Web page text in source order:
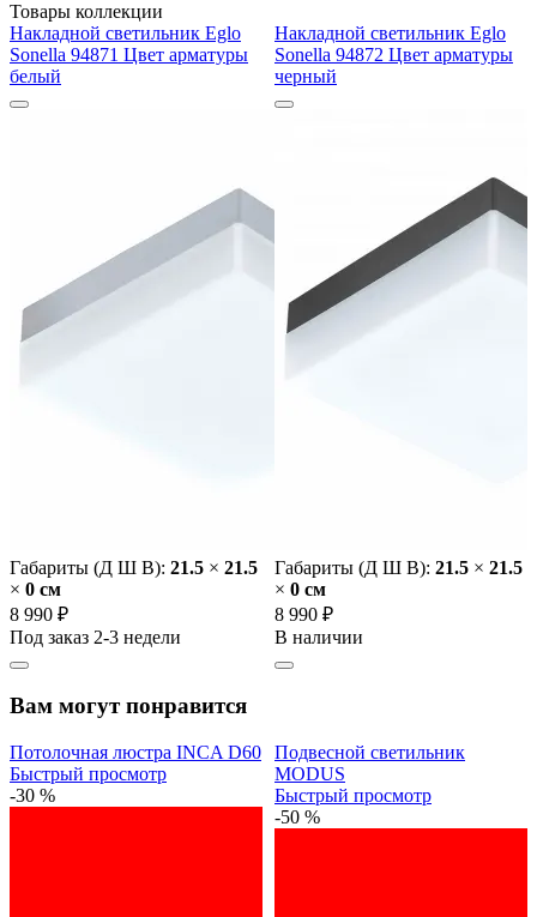
Товары коллекции
Накладной светильник Eglo
Sonella 94871 Цвет арматуры
белый
Габариты (Д Ш В): 21.5 × 21.5
× 0 cм
8 990 ₽
Под заказ 2-3 недели
Накладной светильник Eglo
Sonella 94872 Цвет арматуры
черный
Габариты (Д Ш В): 21.5 × 21.5
× 0 cм
8 990 ₽
В наличии
Вам могут понравится
Потолочная люстра INCA D60
Быстрый просмотр
-30 %
Подвесной светильник
MODUS
Быстрый просмотр
-50 %